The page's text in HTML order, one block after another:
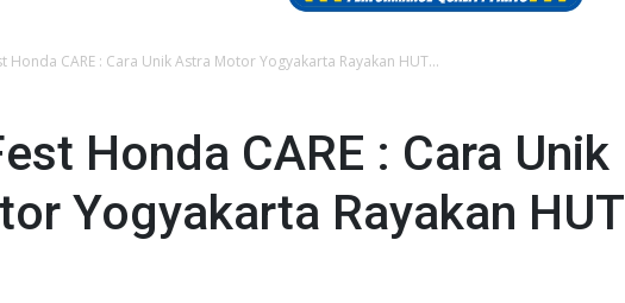
Honda CARE : Cara Unik Astra Motor Yogyakarta Rayakan HUT...
Honda CARE : Cara Unik
Yogyakarta Rayakan HUT